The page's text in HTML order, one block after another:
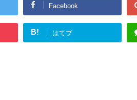
Facebook
B! はてブ